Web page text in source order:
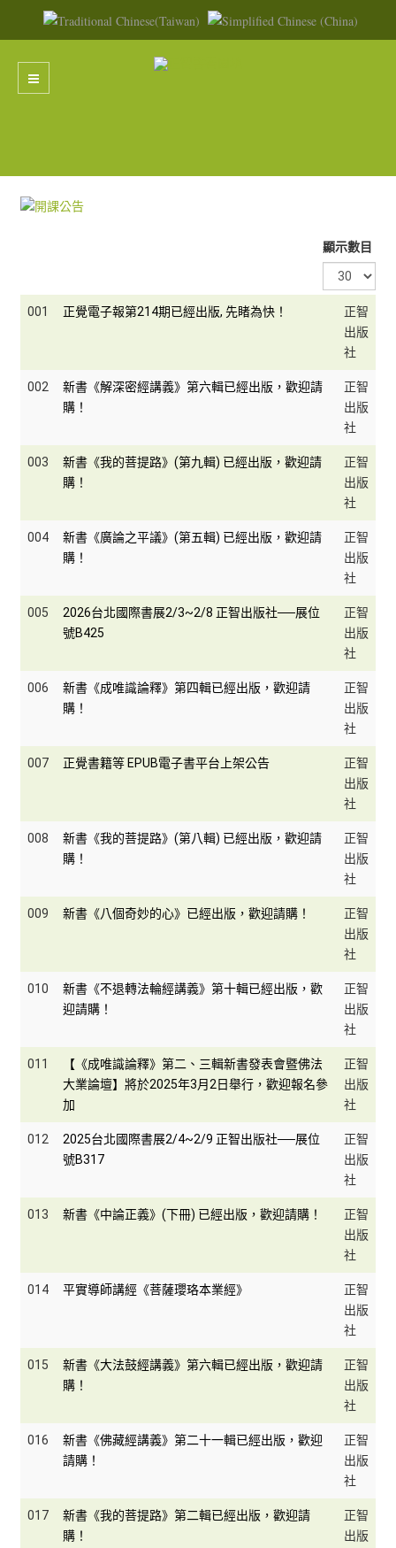
顯示數目
001 正覺電子報第214期已經出版, 先睹為快！
正智
出版
社
002
新書《解深密經講義》第六輯已經出版，歡迎請
購！
正智
出版
社
003
新書《我的菩提路》(第九輯) 已經出版，歡迎請
購！
正智
出版
社
004
新書《廣論之平議》(第五輯) 已經出版，歡迎請
購！
正智
出版
社
005
2026台北國際書展2/3~2/8 正智出版社──展位
號B425
正智
出版
社
006
新書《成唯識論釋》第四輯已經出版，歡迎請
購！
正智
出版
社
007 正覺書籍等 EPUB電子書平台上架公告
正智
出版
社
008
新書《我的菩提路》(第八輯) 已經出版，歡迎請
購！
正智
出版
社
009 新書《八個奇妙的心》已經出版，歡迎請購！
正智
出版
社
010
新書《不退轉法輪經講義》第十輯已經出版，歡
迎請購！
正智
出版
社
011
【《成唯識論釋》第二、三輯新書發表會暨佛法
大業論壇】將於2025年3月2日舉行，歡迎報名參
加
正智
出版
社
012
2025台北國際書展2/4~2/9 正智出版社──展位
號B317
正智
出版
社
013 新書《中論正義》(下冊) 已經出版，歡迎請購！
正智
出版
社
014 平實導師講經《菩薩瓔珞本業經》
正智
出版
社
015
新書《大法鼓經講義》第六輯已經出版，歡迎請
購！
正智
出版
社
016
新書《佛藏經講義》第二十一輯已經出版，歡迎
請購！
正智
出版
社
017
新書《我的菩提路》第二輯已經出版，歡迎請
購！
正智
出版